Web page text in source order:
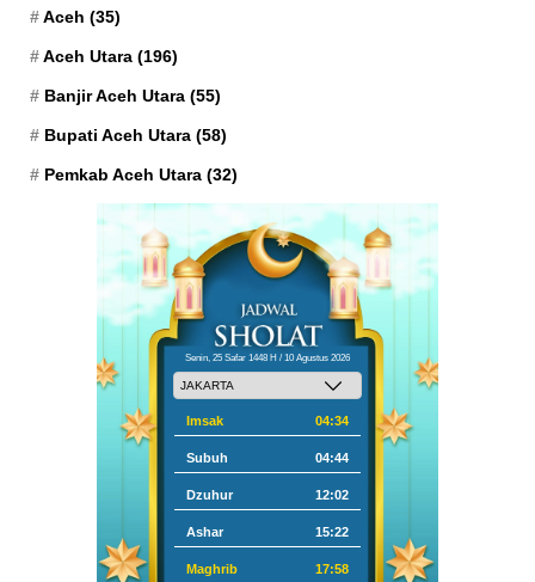
Aceh (35)
Aceh Utara (196)
Banjir Aceh Utara (55)
Bupati Aceh Utara (58)
Pemkab Aceh Utara (32)
Senin, 25 Safar 1448 H / 10 Agustus 2026
Imsak 04:34
Subuh 04:44
Dzuhur 12:02
Ashar 15:22
Maghrib 17:58